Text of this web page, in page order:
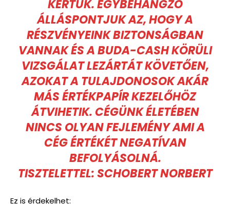
KÉRTÜK. EGYBEHANGZÓ
ÁLLÁSPONTJUK AZ, HOGY A
RÉSZVÉNYEINK BIZTONSÁGBAN
VANNAK ÉS A BUDA-CASH KÖRÜLI
VIZSGÁLAT LEZÁRTÁT KÖVETŐEN,
AZOKAT A TULAJDONOSOK AKÁR
MÁS ÉRTÉKPAPÍR KEZELŐHÖZ
ÁTVIHETIK. CÉGÜNK ÉLETÉBEN
NINCS OLYAN FEJLEMÉNY AMI A
CÉG ÉRTÉKÉT NEGATÍVAN
BEFOLYÁSOLNÁ.
TISZTELETTEL: SCHOBERT NORBERT
Ez is érdekelhet: